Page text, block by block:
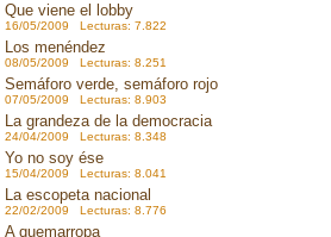
Que viene el lobby
16/05/2009 Lecturas: 7.822
Los menéndez
08/05/2009 Lecturas: 8.251
Semáforo verde, semáforo rojo
07/05/2009 Lecturas: 8.903
La grandeza de la democracia
24/04/2009 Lecturas: 8.348
Yo no soy ése
15/04/2009 Lecturas: 8.041
La escopeta nacional
22/02/2009 Lecturas: 8.776
A quemarropa